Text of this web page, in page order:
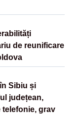
de reunificare
Sibiu și
județean,
telefonie, grav